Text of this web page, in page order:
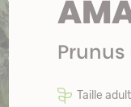
Taille